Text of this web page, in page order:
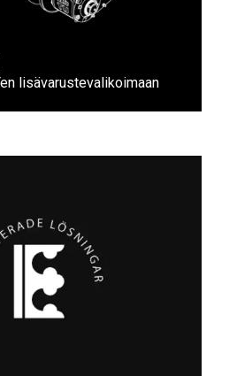
lisävarustevalikoimaan